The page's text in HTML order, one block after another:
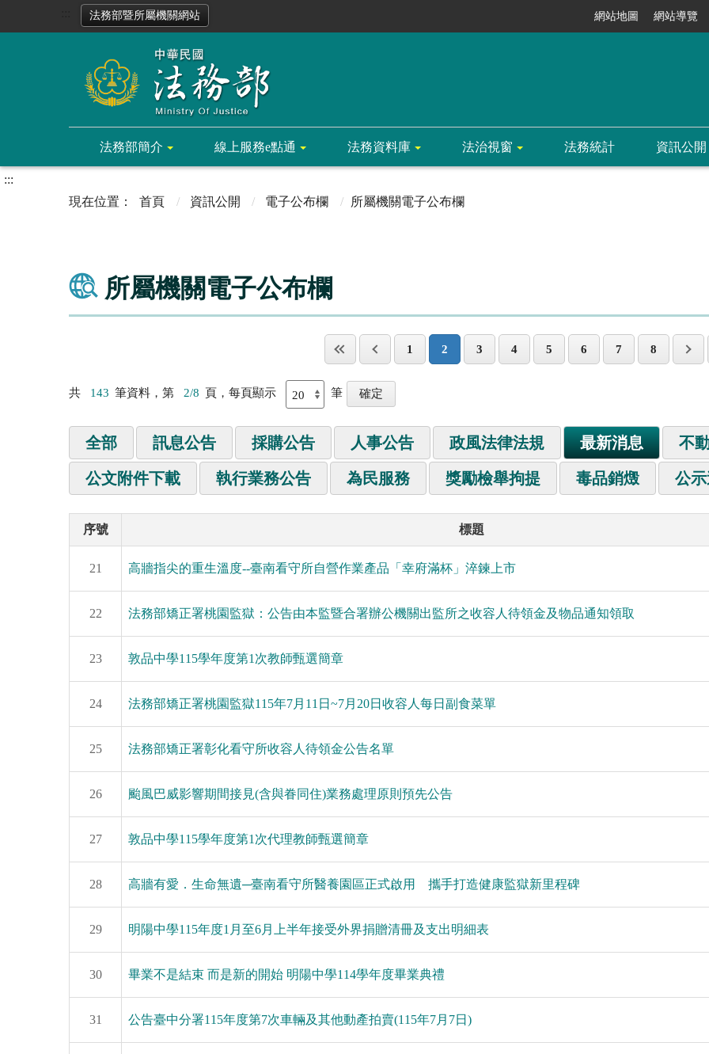
法務部暨所屬機關網站 網站地圖 網站導覽
法務部簡介 線上服務e點通 法務資料庫 法治視窗 法務統計 資訊公開
:::
首頁
資訊公開 電子公布欄 所屬機關電子公布欄
所屬機關電子公布欄
1 2 3 4 5 6 7 8
共 143 筆資料，第 2/8 頁，每頁顯示 筆
全部 訊息公告 採購公告 人事公告 政風法律法規 最新消息 不
公文附件下載 執行業務公告 為民服務 獎勵檢舉拘提 毒品銷燬 公
序號 標題
21 高牆指尖的重生溫度--臺南看守所自營作業產品「幸府滿杯」淬鍊上市
22 法務部矯正署桃園監獄：公告由本監暨合署辦公機關出監所之收容人待領金及物品通知領取
23 敦品中學115學年度第1次教師甄選簡章
24 法務部矯正署桃園監獄115年7月11日~7月20日收容人每日副食菜單
25 法務部矯正署彰化看守所收容人待領金公告名單
26 颱風巴威影響期間接見(含與眷同住)業務處理原則預先公告
27 敦品中學115學年度第1次代理教師甄選簡章
28 高牆有愛．生命無遺─臺南看守所醫養園區正式啟用 攜手打造健康監獄新里程碑
29 明陽中學115年度1月至6月上半年接受外界捐贈清冊及支出明細表
30 畢業不是結束 而是新的開始 明陽中學114學年度畢業典禮
31 公告臺中分署115年度第7次車輛及其他動產拍賣(115年7月7日)